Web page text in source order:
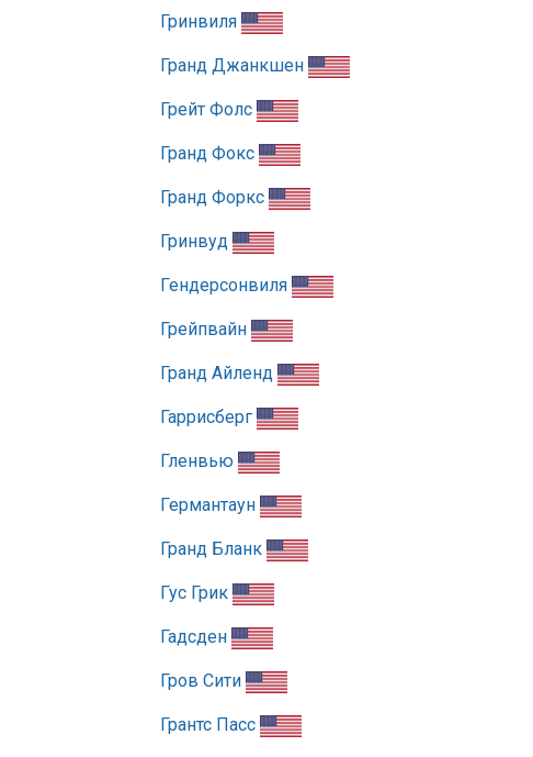
Гринвиля
Гранд Джанкшен
Грейт Фолс
Гранд Фокс
Гранд Форкс
Гринвуд
Гендерсонвиля
Грейпвайн
Гранд Айленд
Гаррисберг
Гленвью
Германтаун
Гранд Бланк
Гус Грик
Гадсден
Гров Сити
Грантс Пасс